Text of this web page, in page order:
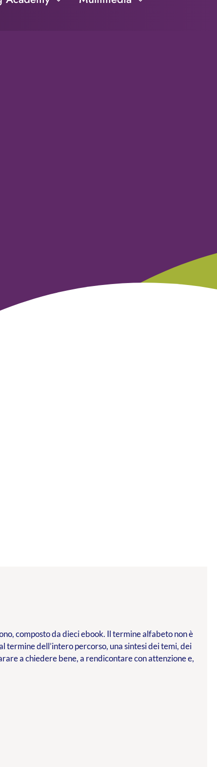
composto da dieci ebook. Il termine alfabeto non è
dell’intero percorso, una sintesi dei temi, dei
a chiedere bene, a rendicontare con attenzione e,